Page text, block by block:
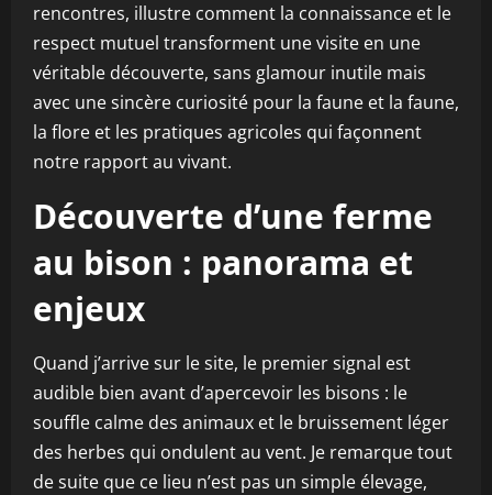
rencontres, illustre comment la connaissance et le
respect mutuel transforment une visite en une
véritable découverte, sans glamour inutile mais
avec une sincère curiosité pour la faune et la faune,
la flore et les pratiques agricoles qui façonnent
notre rapport au vivant.
Découverte d’une ferme
au bison : panorama et
enjeux
Quand j’arrive sur le site, le premier signal est
audible bien avant d’apercevoir les bisons : le
souffle calme des animaux et le bruissement léger
des herbes qui ondulent au vent. Je remarque tout
de suite que ce lieu n’est pas un simple élevage,